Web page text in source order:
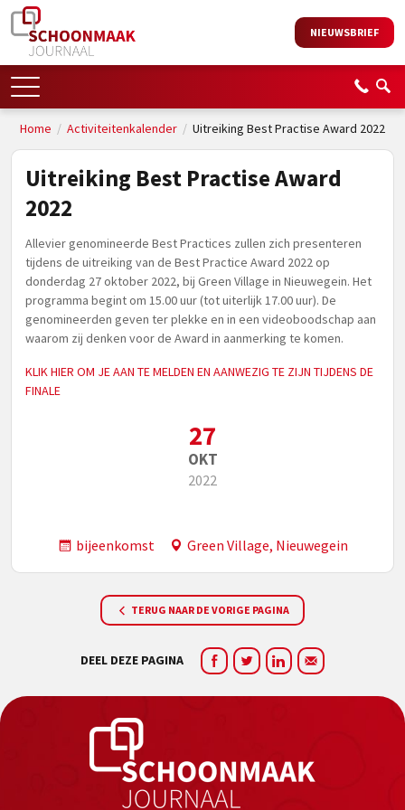
NIEUWSBRIEF
Home / Activiteitenkalender / Uitreiking Best Practise Award 2022
Uitreiking Best Practise Award
2022
Allevier genomineerde Best Practices zullen zich presenteren
tijdens de uitreiking van de Best Practice Award 2022 op
donderdag 27 oktober 2022, bij Green Village in Nieuwegein. Het
programma begint om 15.00 uur (tot uiterlijk 17.00 uur). De
genomineerden geven ter plekke en in een videoboodschap aan
waarom zij denken voor de Award in aanmerking te komen.
KLIK HIER OM JE AAN TE MELDEN EN AANWEZIG TE ZIJN TIJDENS DE
FINALE
27
OKT
2022
bijeenkomst Green Village, Nieuwegein
TERUG NAAR DE VORIGE PAGINA
DEEL DEZE PAGINA